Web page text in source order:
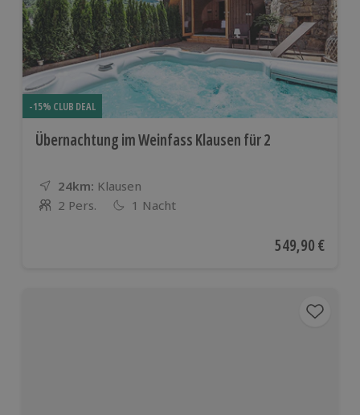
-15% CLUB DEAL
Übernachtung im Weinfass Klausen für 2
24km: Entfernung
Standort
Klausen
Anzahl der Teilnehmer
2 Pers. 1 Nacht
Aktueller Preis
549,90 €